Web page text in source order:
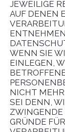
JEWEILIGE
AUF DENEN
WENN SIE
EINLEGEN,
NICHT
SEI DENN,
GRÜNDE